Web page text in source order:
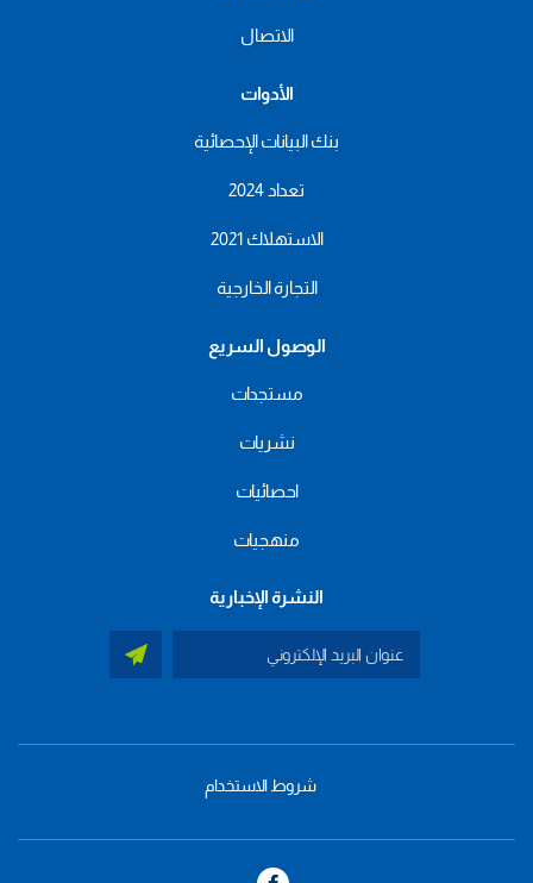
الاتصال
الأدوات
بنك البيانات الإحصائية
تعداد 2024
الاستهلاك 2021
التجارة الخارجية
الوصول السريع
مستجدات
نشريات
احصائيات
منهجيات
النشرة الإخبارية
footer
شروط الاستخدام